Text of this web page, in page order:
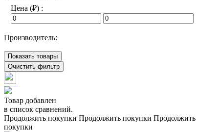
Цена (₽) :
Производитель:
Показать товары
Очистить фильтр
Товар добавлен
в список сравнений.
Продолжить покупки Продолжить покупки Продолжить
покупки